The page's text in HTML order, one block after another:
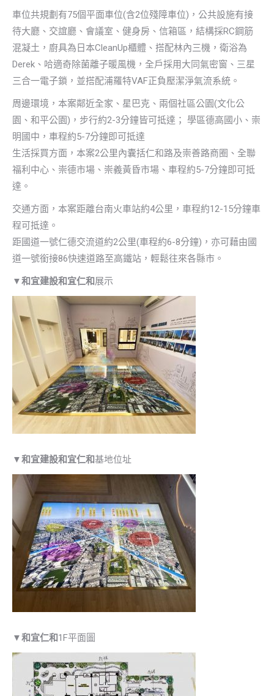
車位共規劃有75個平面車位(含2位殘障車位)，公共設施有接
待大廳、交誼廳、會議室、健身房、信箱區，結構採RC鋼筋
混凝土，廚具為日本CleanUp櫃體、搭配林內三機，衛浴為
Derek、哈適奇除菌離子暖風機，全戶採用大同氣密窗、三星
三合一電子鎖，並搭配浦羅特VAF正負壓潔淨氣流系統。
周邊環境，本案鄰近全家、星巴克、兩個社區公園(文化公
園、和平公園)，步行約2-3分鐘皆可抵達； 學區德高國小、崇
明國中，車程約5-7分鐘即可抵達
生活採買方面，本案2公里內囊括仁和路及崇善路商圈、全聯
福利中心、崇德市場、崇義黃昏市場、車程約5-7分鐘即可抵
達。
交通方面，本案距離台南火車站約4公里，車程約12-15分鐘車
程可抵達。
距國道一號仁德交流道約2公里(車程約6-8分鐘)，亦可藉由國
道一號銜接86快速道路至高鐵站，輕鬆往來各縣市。
▼和宜建設和宜仁和展示
▼和宜建設和宜仁和基地位址
▼和宜仁和1F平面圖